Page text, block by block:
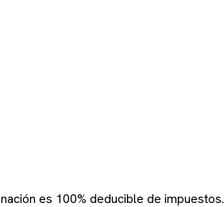
es 100% deducible de impuestos.